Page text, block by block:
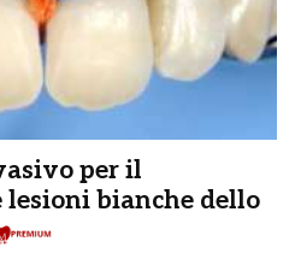
per il
bianche dello